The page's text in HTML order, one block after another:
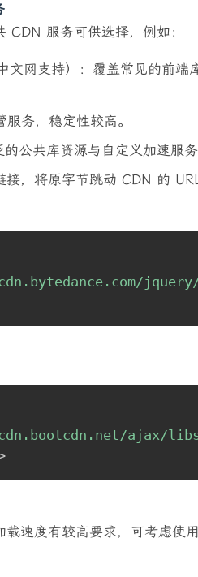
CDN 服务可供选择，例如：
网支持）：覆盖常见的前端
务，稳定性较高。
公共库资源与自定义加速服务
，将原字节跳动 CDN 的
ajax/
速度有较高要求，可考虑使